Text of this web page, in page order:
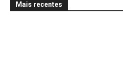
Mais recentes